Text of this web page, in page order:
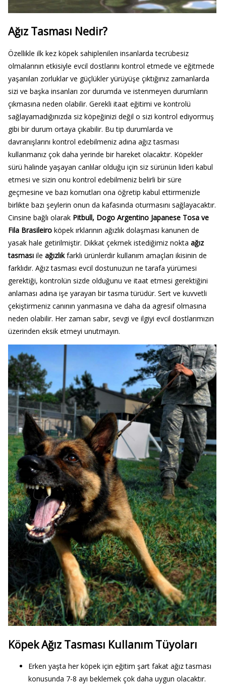
Ağız Tasması Nedir?
Özellikle ilk kez köpek sahiplenilen insanlarda tecrübesiz
olmalarının etkisiyle evcil dostlarını kontrol etmede ve eğitmede
yaşanılan zorluklar ve güçlükler yürüyüşe çıktığınız zamanlarda
sizi ve başka insanları zor durumda ve istenmeyen durumların
çıkmasına neden olabilir. Gerekli itaat eğitimi ve kontrolü
sağlayamadığınızda siz köpeğinizi değil o sizi kontrol ediyormuş
gibi bir durum ortaya çıkabilir. Bu tip durumlarda ve
davranışlarını kontrol edebilmeniz adına ağız tasması
kullanmanız çok daha yerinde bir hareket olacaktır. Köpekler
sürü halinde yaşayan canlılar olduğu için siz sürünün lideri kabul
etmesi ve sizin onu kontrol edebilmeniz belirli bir süre
geçmesine ve bazı komutları ona öğretip kabul ettirmenizle
birlikte bazı şeylerin onun da kafasında oturmasını sağlayacaktır.
Cinsine bağlı olarak Pitbull, Dogo Argentino Japanese Tosa ve
Fila Brasileiroköpek ırklarının ağızlık dolaşması kanunen de
yasak hale getirilmiştir. Dikkat çekmek istediğimiz nokta ağız
tasmasıile ağızlıkfarklı ürünlerdir kullanım amaçları ikisinin de
farklıdır. Ağız tasması evcil dostunuzun ne tarafa yürümesi
gerektiği, kontrolün sizde olduğunu ve itaat etmesi gerektiğini
anlaması adına işe yarayan bir tasma türüdür. Sert ve kuvvetli
çekiştirmeniz canının yanmasına ve daha da agresif olmasına
neden olabilir. Her zaman sabır, sevgi ve ilgiyi evcil dostlarımızın
üzerinden eksik etmeyi unutmayın.
Köpek Ağız Tasması Kullanım Tüyoları
Erken yaşta her köpek için eğitim şart fakat ağız tasması
konusunda 7-8 ayı beklemek çok daha uygun olacaktır.